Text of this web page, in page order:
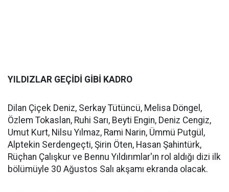
YILDIZLAR GEÇİDİ GİBİ KADRO
Dilan Çiçek Deniz, Serkay Tütüncü, Melisa Döngel,
Özlem Tokaslan, Ruhi Sarı, Beyti Engin, Deniz Cengiz,
Umut Kurt, Nilsu Yılmaz, Rami Narin, Ümmü Putgül,
Alptekin Serdengeçti, Şirin Öten, Hasan Şahintürk,
Rüçhan Çalışkur ve Bennu Yıldırımlar'ın rol aldığı dizi ilk
bölümüyle 30 Ağustos Salı akşamı ekranda olacak.